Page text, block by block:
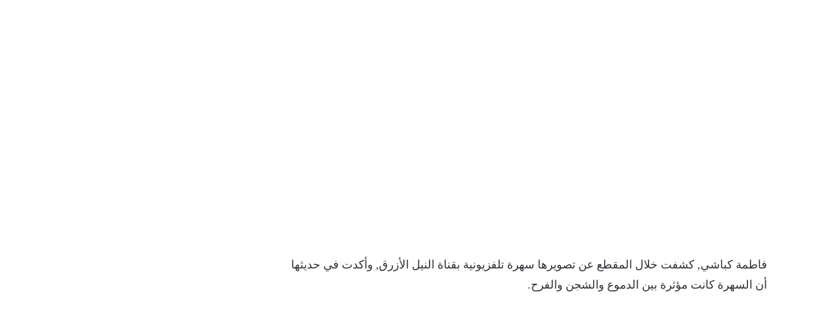
فاطمة كباشي, كشفت خلال المقطع عن تصويرها سهرة تلفزيونية بقناة النيل الأزرق, وأكدت في حديثها
أن السهرة كانت مؤثرة بين الدموع والشجن والفرح.